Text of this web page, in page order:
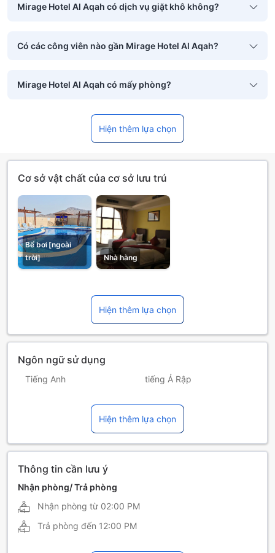
Mirage Hotel Al Aqah có dịch vụ giặt khô không?
Có các công viên nào gần Mirage Hotel Al Aqah?
Mirage Hotel Al Aqah có mấy phòng?
Hiện thêm lựa chọn
Cơ sở vật chất của cơ sở lưu trú
Bể bơi [ngoài
trời]
Nhà hàng
Hiện thêm lựa chọn
Ngôn ngữ sử dụng
Tiếng Anh tiếng Ả Rập
tiếng Philippin
tiếng Sinhala tiếng Tamil
Hiện thêm lựa chọn
Thông tin cần lưu ý
Nhận phòng/ Trả phòng
Nhận phòng từ 02:00 PM
Trả phòng đến 12:00 PM